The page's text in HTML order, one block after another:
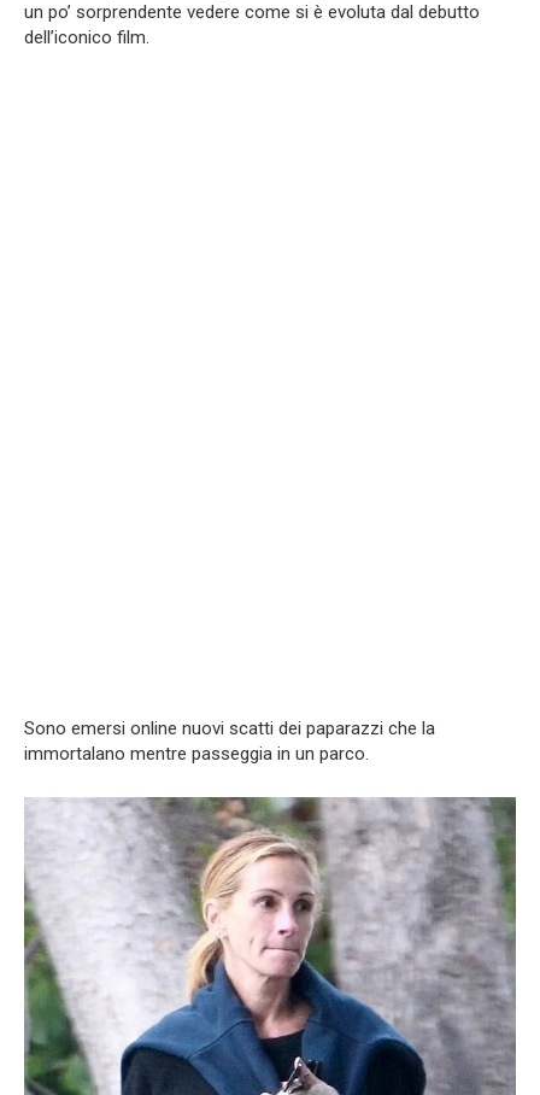
un po’ sorprendente vedere come si è evoluta dal debutto
dell’iconico film.
Sono emersi online nuovi scatti dei paparazzi che la
immortalano mentre passeggia in un parco.